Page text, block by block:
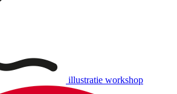
illustratie workshop